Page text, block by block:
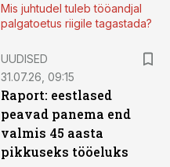
Mis juhtudel tuleb tööandjal
palgatoetus riigile tagastada?
UUDISED
31.07.26, 09:15
Raport: eestlased
peavad panema end
valmis 45 aasta
pikkuseks tööeluks